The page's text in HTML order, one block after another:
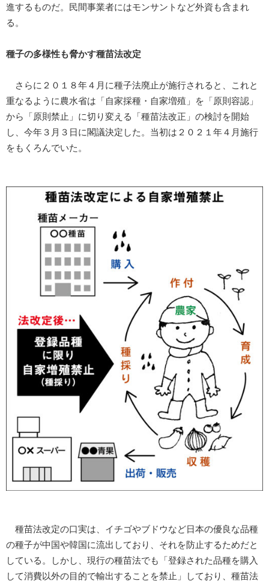
進するものだ。民間事業者にはモンサントなど外資も含まれ
る。
種子の多様性も脅かす種苗法改定
さらに２０１８年４月に種子法廃止が施行されると、これと
重なるように農水省は「自家採種・自家増殖」を「原則容認」
から「原則禁止」に切り変える「種苗法改正」の検討を開始
し、今年３月３日に閣議決定した。当初は２０２１年４月施行
をもくろんでいた。
種苗法改定の口実は、イチゴやブドウなど日本の優良な品種
の種子が中国や韓国に流出しており、それを防止するためだと
している。しかし、現行の種苗法でも「登録された品種を購入
して消費以外の目的で輸出することを禁止」しており、種苗法